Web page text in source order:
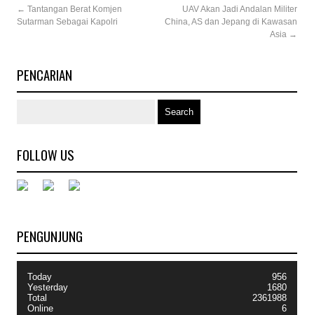
← Tantangan Berat Komjen
Sutarman Sebagai Kapolri
UAV Akan Jadi Andalan Militer
China, AS dan Jepang di Kawasan
Asia →
PENCARIAN
FOLLOW US
PENGUNJUNG
Today
Yesterday
Total
Online
956
1680
2361988
6